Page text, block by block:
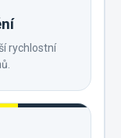
rychlostní